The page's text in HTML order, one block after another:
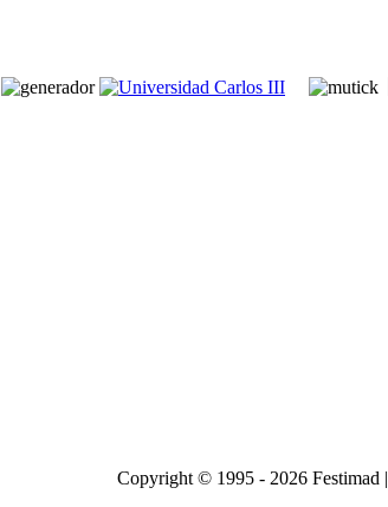
Copyright © 1995 - 2026 Festimad |